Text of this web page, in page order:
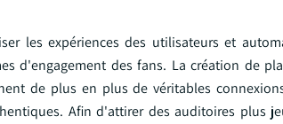
les expériences des utilisateurs et
d'engagement des fans. La création de
de plus en plus de véritables
Afin d'attirer des auditoires plus